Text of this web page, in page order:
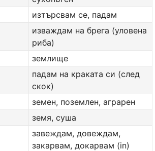
изтърсвам се, падам
изваждам на брега (уловена
риба)
землище
падам на краката си (след
скок)
земен, поземлен, аграрен
земя, суша
завеждам, довеждам,
закарвам, докарвам (in)